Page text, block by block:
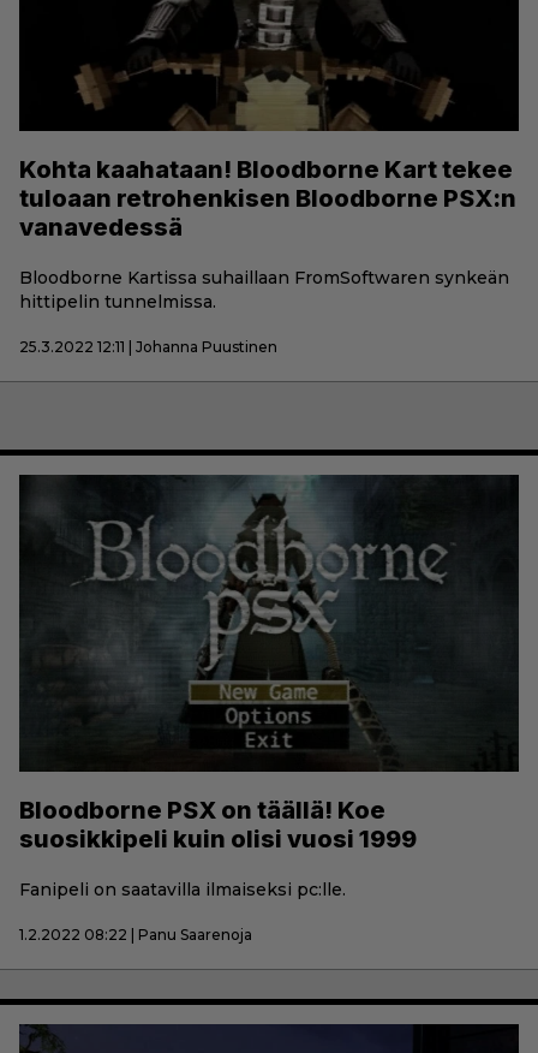
Kohta kaahataan! Bloodborne Kart tekee
tuloaan retrohenkisen Bloodborne PSX:n
vanavedessä
Bloodborne Kartissa suhaillaan FromSoftwaren synkeän
hittipelin tunnelmissa.
25.3.2022 12:11 | Johanna Puustinen
Bloodborne PSX on täällä! Koe
suosikkipeli kuin olisi vuosi 1999
Fanipeli on saatavilla ilmaiseksi pc:lle.
1.2.2022 08:22 | Panu Saarenoja